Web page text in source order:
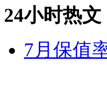
24小时热文
7月保值